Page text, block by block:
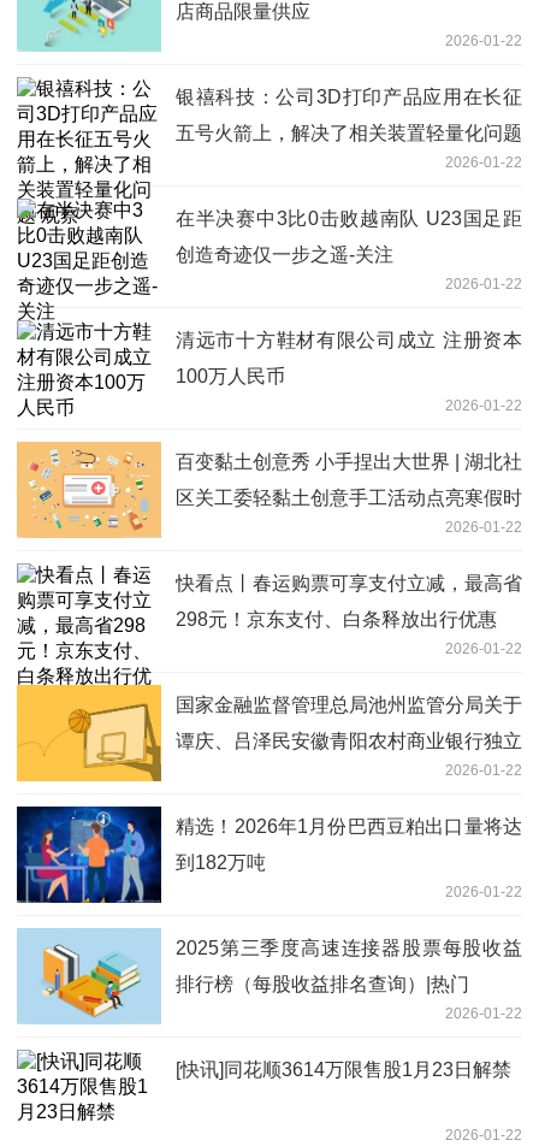
店商品限量供应
2026-01-22
银禧科技：公司3D打印产品应用在长征
五号火箭上，解决了相关装置轻量化问题
2026-01-22
在半决赛中3比0击败越南队 U23国足距
创造奇迹仅一步之遥-关注
2026-01-22
清远市十方鞋材有限公司成立 注册资本
100万人民币
2026-01-22
百变黏土创意秀 小手捏出大世界 | 湖北社
区关工委轻黏土创意手工活动点亮寒假时
2026-01-22
快看点丨春运购票可享支付立减，最高省
298元！京东支付、白条释放出行优惠
2026-01-22
国家金融监督管理总局池州监管分局关于
谭庆、吕泽民安徽青阳农村商业银行独立
2026-01-22
精选！2026年1月份巴西豆粕出口量将达
到182万吨
2026-01-22
2025第三季度高速连接器股票每股收益
排行榜（每股收益排名查询）|热门
2026-01-22
[快讯]同花顺3614万限售股1月23日解禁
2026-01-22